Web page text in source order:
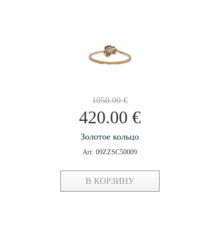
1050.00€
420.00 €
Золотое кольцо
Art: 09ZZSC50009
В КОРЗИНУ